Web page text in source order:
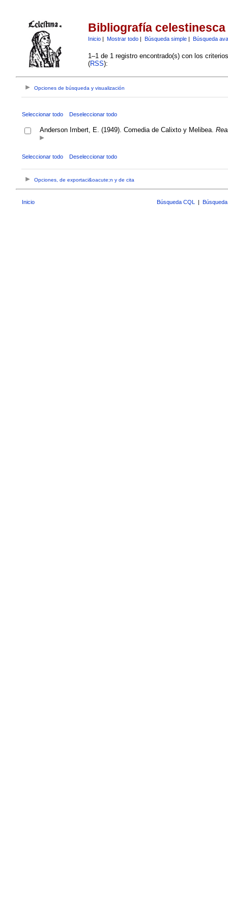
Bibliografía celestinesca
Inicio| Mostrar todo| Búsqueda simple| Búsqueda
1–1 de 1 registro encontrado(s) con los
(RSS):
Opciones de búsqueda y visualización
Seleccionar todo Deseleccionar todo
Anderson Imbert, E. (1949). Comedia de Calixto y Melibea.
Seleccionar todo Deseleccionar todo
Opciones, de exportaci&oacute;n y de cita
Inicio Búsqueda CQL |